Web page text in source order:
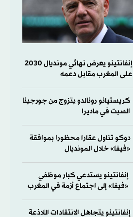
إنفانتينو يعرض نهائي مونديال 2030
على المغرب مقابل دعمه
كريستيانو رونالدو يتزوج من جورجينا
السبت في ماديرا
دوكو تناول عقارا محظورا بموافقة
«فيفا» خلال المونديال
إنفانتينو يستدعي كبار موظفي
«فيفا» إلى اجتماع أزمة في المغرب
إنفانتينو يتجاهل الانتقادات اللاذعة